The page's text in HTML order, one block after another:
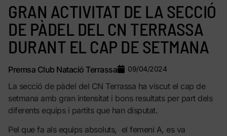
GRAN ACTIVITAT DE LA SECCIÓ
DE PÀDEL DEL CN TERRASSA
DURANT EL CAP DE SETMANA
Premsa Club Natació Terrassa 09/04/2024
La secció de pàdel del CN Terrassa ha viscut el cap de
setmana amb gran intensitat i bons resultats per part dels
diferents equips i partits que han disputat.
Pel que fa als equips absoluts, el femení A, es va